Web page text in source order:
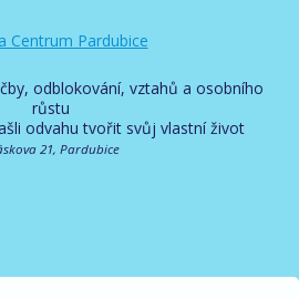
odblokování, vztahů a osobního
růstu
odvahu tvořit svůj vlastní život
21, Pardubice